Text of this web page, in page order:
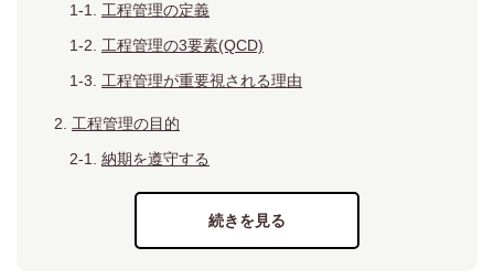
工程管理の定義
工程管理の3要素(QCD)
工程管理が重要視される理由
工程管理の目的
納期を遵守する
品質を安定させる
生産性を向上させる